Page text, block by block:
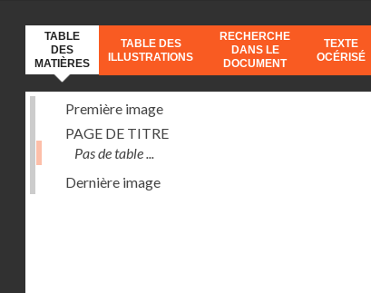
TABLE
DES
MATIÈRES
TABLE DES
ILLUSTRATIONS
RECHERCHE
DANS LE
DOCUMENT
TEXTE
OCÉRISÉ
Première image
PAGE DE TITRE
Pas de table ...
Dernière image